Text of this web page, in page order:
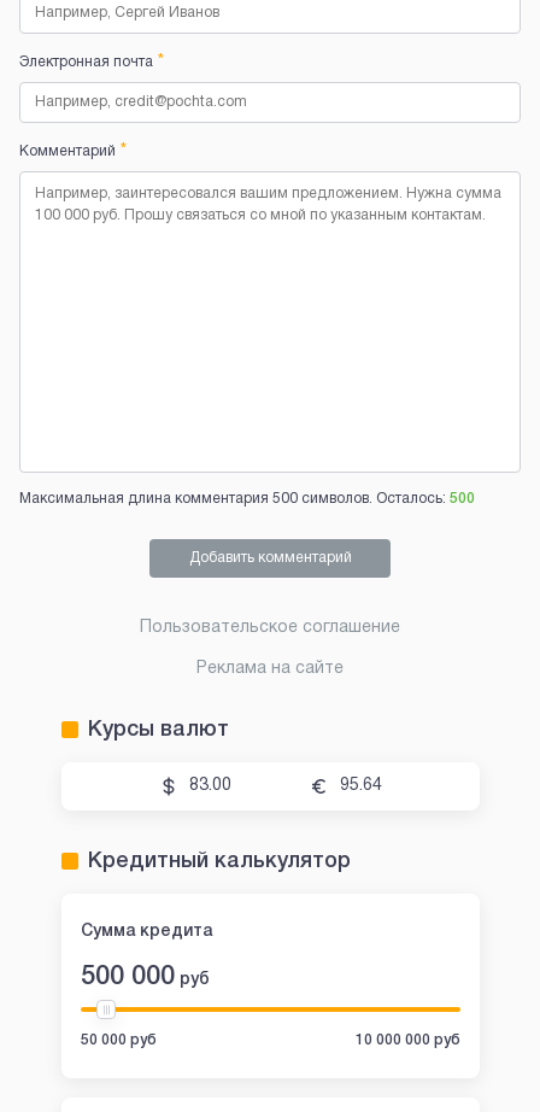
Электронная почта *
Комментарий *
Максимальная длина комментария 500 символов. Осталось: 500
Добавить комментарий
Пользовательское соглашение
Реклама на сайте
Курсы валют
83.00 95.64
Кредитный калькулятор
Сумма кредита
500 000 руб
50 000 руб 10 000 000 руб